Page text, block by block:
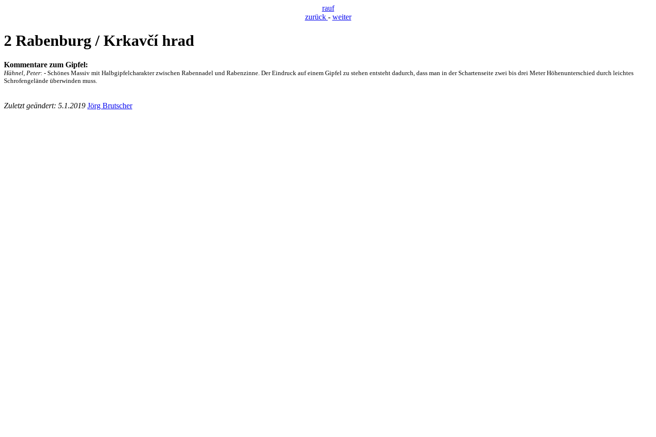
rauf
zurück - weiter
2 Rabenburg / Krkavčí hrad
Kommentare zum Gipfel:
Hähnel, Peter: - Schönes Massiv mit Halbgipfelcharakter zwischen Rabennadel und Rabenzinne. Der Eindruck auf einem Gipfel zu stehen entsteht dadurch, dass man in der Schartenseite zwei bis drei Meter Höhenunterschied durch leichtes
Schrofengelände überwinden muss.
Zuletzt geändert: 5.1.2019 Jörg Brutscher